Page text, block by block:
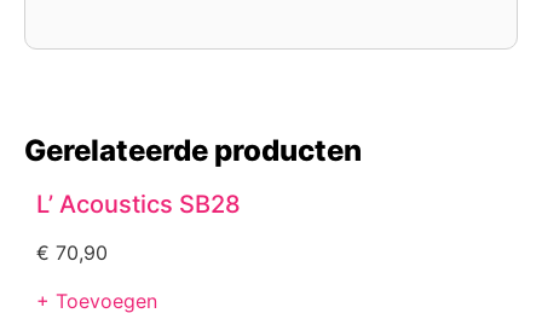
Gerelateerde producten
L’ Acoustics SB28
€ 70,90
+ Toevoegen